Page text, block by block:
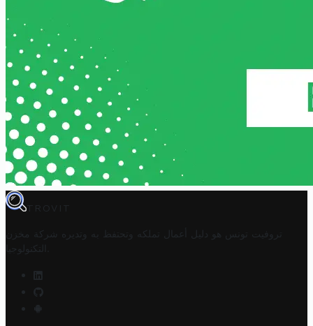
TROVIT
تروفيت تونس هو دليل أعمال تملكه وتحتفظ به وتديره
شركة مخزن
التكنولوجيا